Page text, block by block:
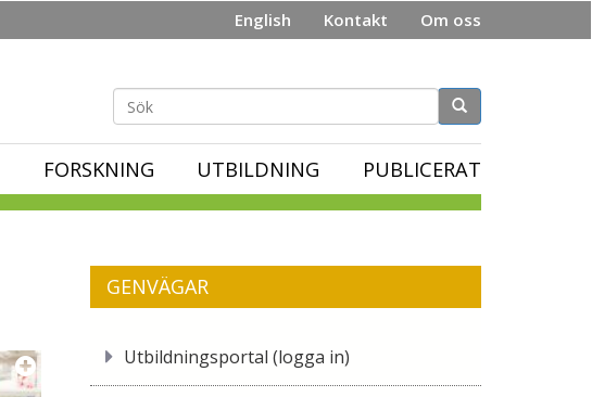
English Kontakt Om oss
Sökformulär
FORSKNING UTBILDNING PUBLICERAT
GENVÄGAR
Utbildningsportal (logga in)